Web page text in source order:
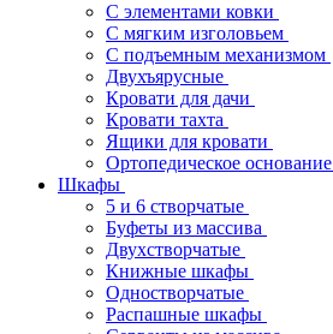
С элементами ковки
С мягким изголовьем
С подъемным механизмом
Двухъярусные
Кровати для дачи
Кровати тахта
Ящики для кровати
Ортопедическое основание
Шкафы
5 и 6 створчатые
Буфеты из массива
Двухстворчатые
Книжные шкафы
Одностворчатые
Распашные шкафы